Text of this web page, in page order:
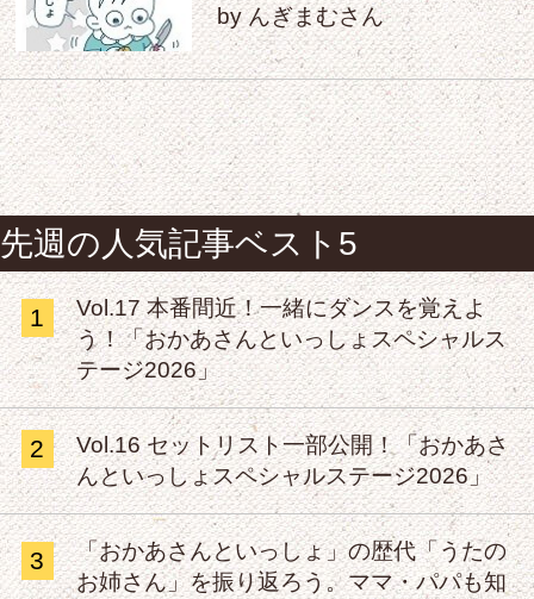
by んぎまむさん
先週の人気記事ベスト5
1
Vol.17 本番間近！一緒にダンスを覚えよ
う！「おかあさんといっしょスペシャルス
テージ2026」
2
Vol.16 セットリスト一部公開！「おかあさ
んといっしょスペシャルステージ2026」
3
「おかあさんといっしょ」の歴代「うたの
お姉さん」を振り返ろう。ママ・パパも知